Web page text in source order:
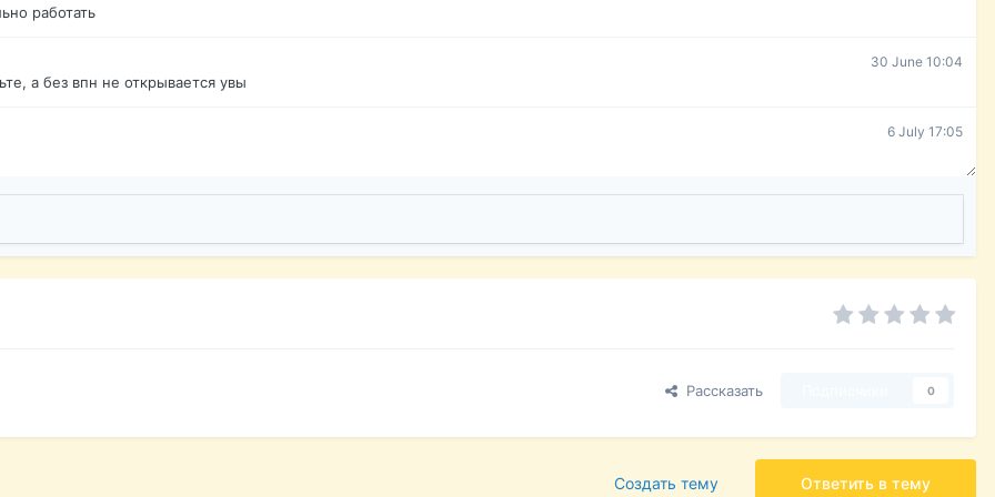
работать
30 June 10:04
а без впн не открывается увы
6 July 17:05
Рассказать 0
Ответить в тему
Создать тему